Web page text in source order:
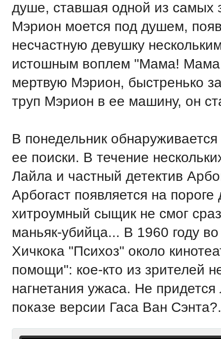
душе, ставшая одной из самых
Мэрион моется под душем,
несчастную девушку
истошным воплем "Мама!
мертвую Мэрион, быстренько
труп Мэрион в ее машину, он
В понедельник
ее поиски. В течение
Лайла и частный детектив
Арбогаст появляется на
хитроумный сыщик не смог
маньяк-убийца... В 1960 году
Хичкока "Психоз" около
помощи": кое-кто из зрителей
нагнетания ужаса. Не
показе версии Гаса Ван